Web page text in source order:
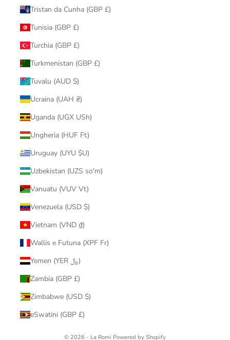
Tristan da Cunha (GBP £)
Tunisia (GBP £)
Turchia (GBP £)
Turkmenistan (GBP £)
Tuvalu (AUD $)
Ucraina (UAH ₴)
Uganda (UGX USh)
Ungheria (HUF Ft)
Uruguay (UYU $U)
Uzbekistan (UZS so'm)
Vanuatu (VUV Vt)
Venezuela (USD $)
Vietnam (VND ₫)
Wallis e Futuna (XPF Fr)
Yemen (YER ﷼)
Zambia (GBP £)
Zimbabwe (USD $)
eSwatini (GBP £)
© 2026 - La Romi Powered by Shopify